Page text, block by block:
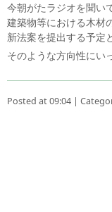
今朝がたラジオを聞い
建築物等における木材
新法案を提出する予定
そのような方向性にい
Posted at 09:04 |